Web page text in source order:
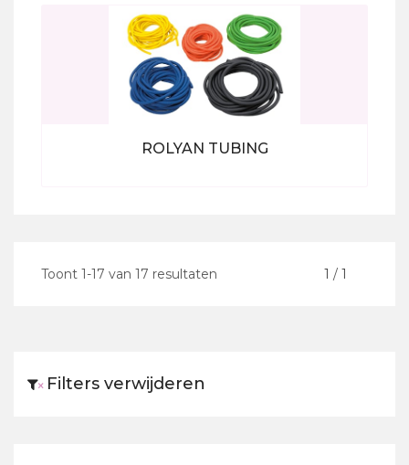
× Filters verwijderen
Bekijk alle producten
ROLYAN TUBING
Toont 1-17 van 17 resultaten 1 / 1